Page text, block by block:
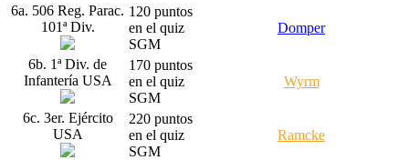
6a. 506 Reg. Parac.
101ª Div.
120 puntos
en el quiz
SGM
Domper
6b. 1ª Div. de
Infantería USA
170 puntos
en el quiz
SGM
Wyrm
6c. 3er. Ejército
USA
220 puntos
en el quiz
SGM
Ramcke